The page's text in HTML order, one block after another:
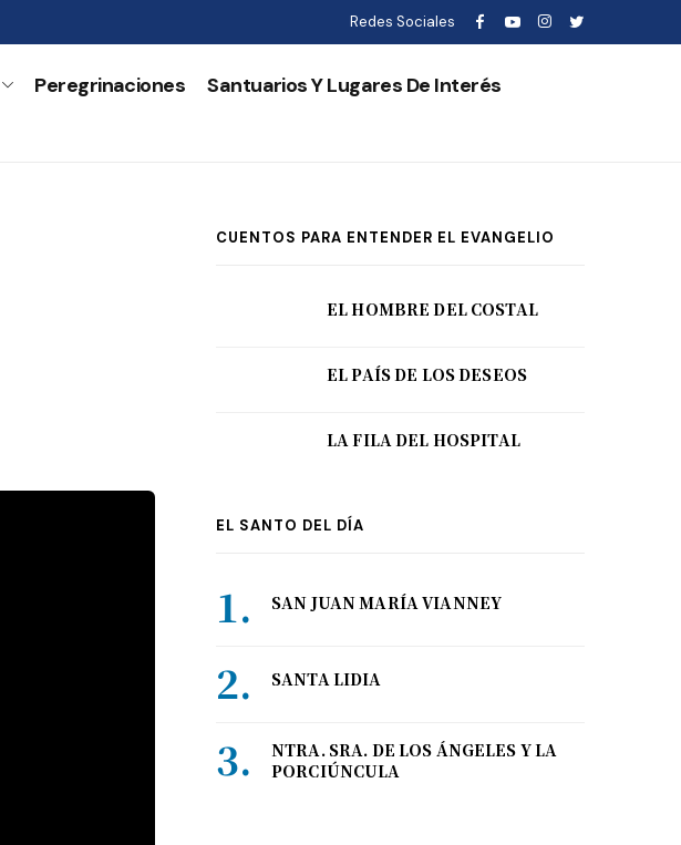
Redes Sociales
Peregrinaciones Santuarios Y Lugares De Interés
CUENTOS PARA ENTENDER EL EVANGELIO
EL HOMBRE DEL COSTAL
EL PAÍS DE LOS DESEOS
LA FILA DEL HOSPITAL
EL SANTO DEL DÍA
SAN JUAN MARÍA VIANNEY
SANTA LIDIA
NTRA. SRA. DE LOS ÁNGELES Y LA
PORCIÚNCULA